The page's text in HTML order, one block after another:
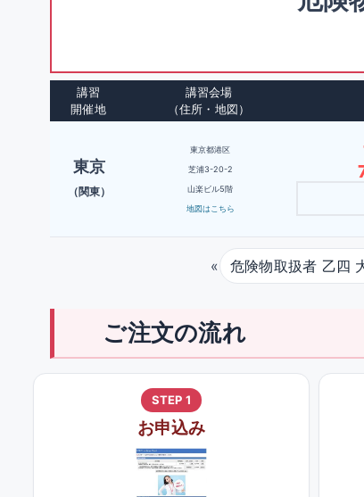
講習
開催地
講習会場
（住所・地図）
東京
（関東）
東京都港区
芝浦3-20-2
山楽ビル5階
地図はこちら
« 危険物取扱者 乙四
ご注文の流れ
STEP 1
お申込み